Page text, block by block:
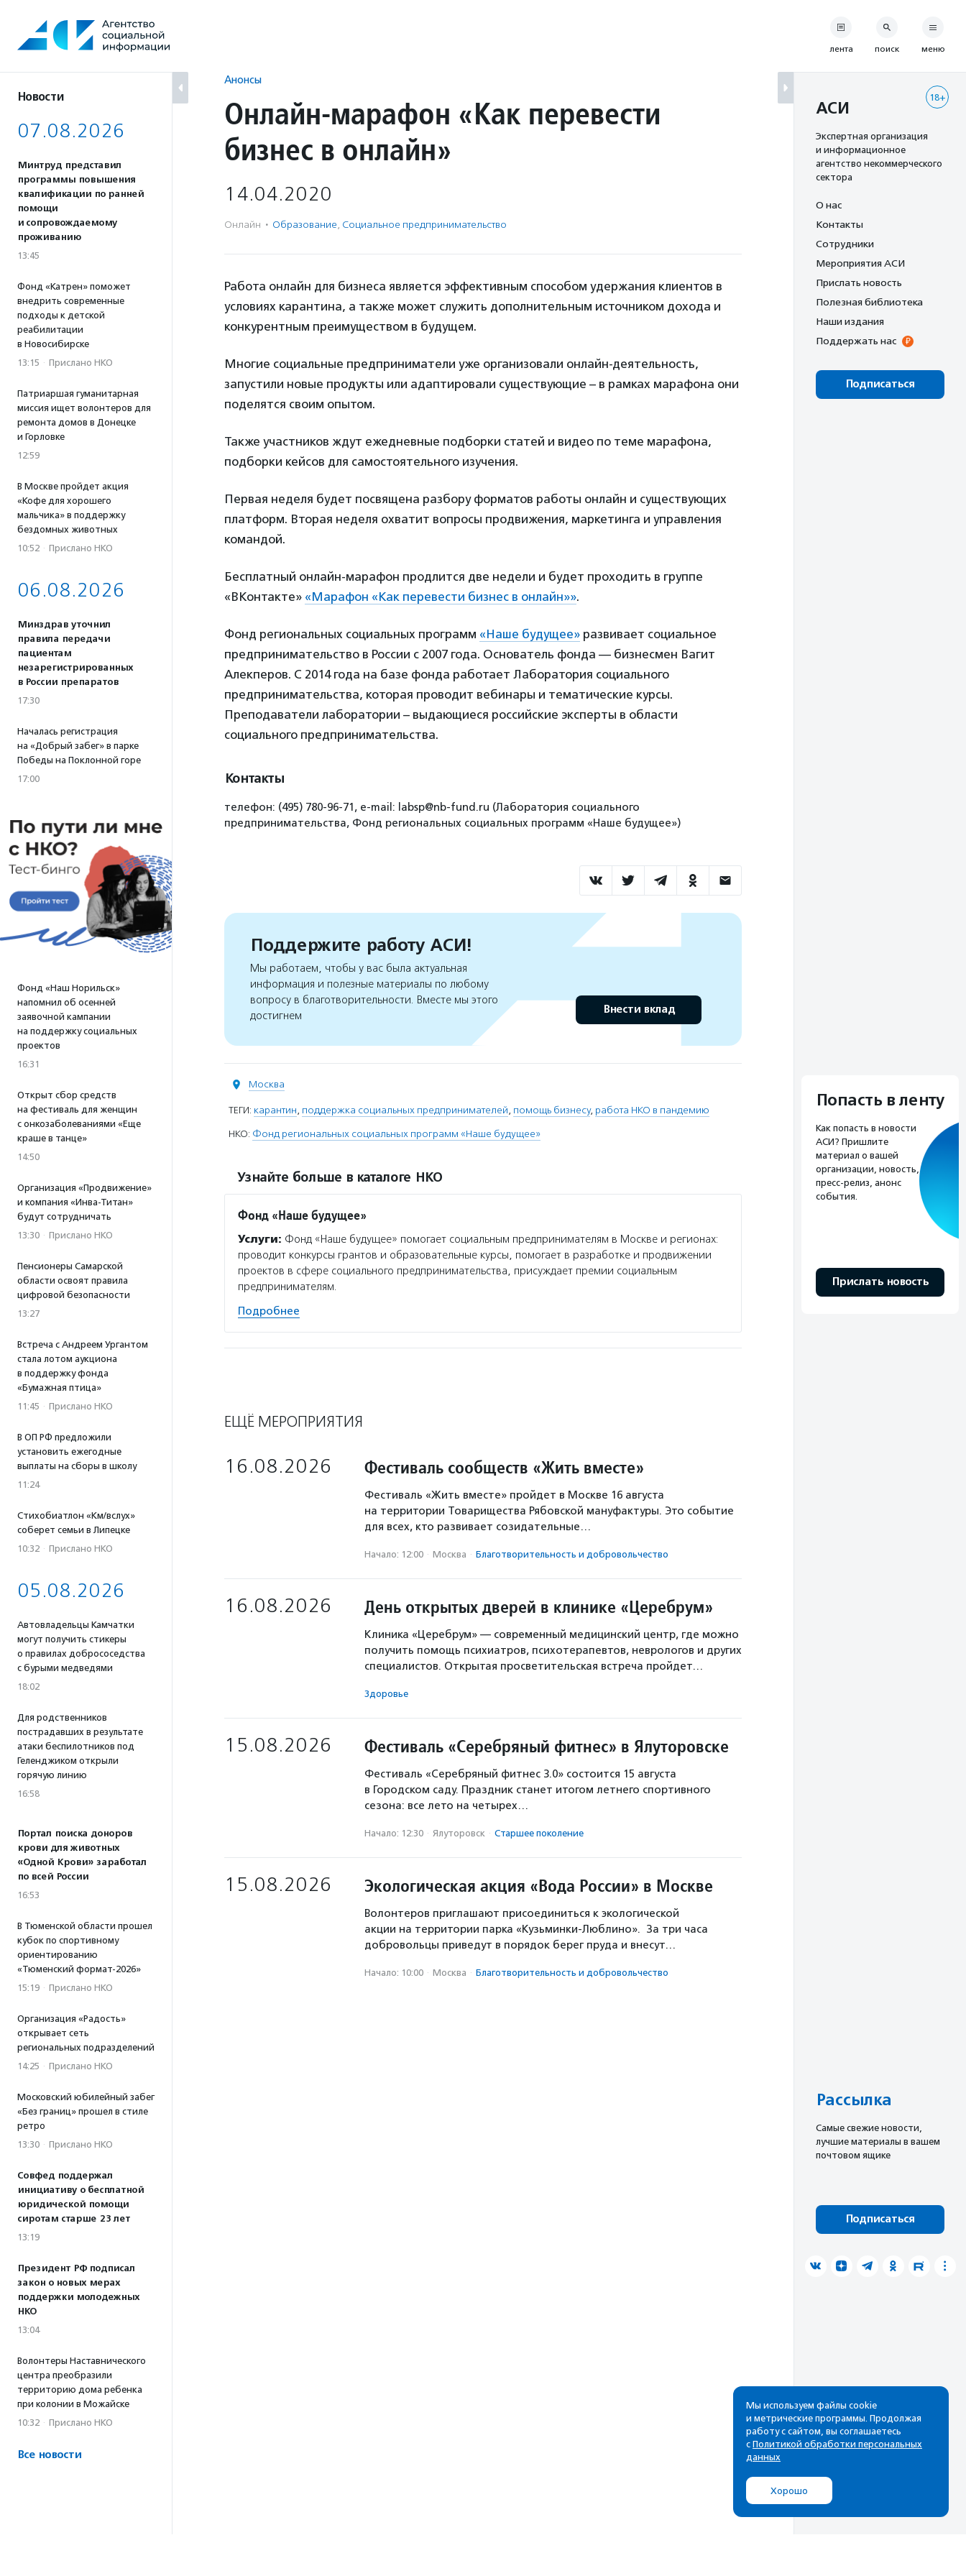
содержанию
Новости
07.08.2026
Минтруд представил
программы повышения
квалификации по ранней
помощи
и сопровождаемому
проживанию
13:45
Фонд «Катрен» поможет
внедрить современные
подходы к детской
реабилитации
в Новосибирске
13:15 · Прислано НКО
Патриаршая гуманитарная
миссия ищет волонтеров для
ремонта домов в Донецке
и Горловке
12:59
В Москве пройдет акция
«Кофе для хорошего
мальчика» в поддержку
бездомных животных
10:52 · Прислано НКО
06.08.2026
Минздрав уточнил
правила передачи
пациентам
незарегистрированных
в России препаратов
17:30
Началась регистрация
на «Добрый забег» в парке
Победы на Поклонной горе
17:00
Фонд «Наш Норильск»
напомнил об осенней
заявочной кампании
на поддержку социальных
проектов
16:31
Открыт сбор средств
на фестиваль для женщин
с онкозаболеваниями «Еще
краше в танце»
14:50
Организация «Продвижение»
и компания «Инва-Титан»
будут сотрудничать
13:30 · Прислано НКО
Пенсионеры Самарской
области освоят правила
цифровой безопасности
13:27
Встреча с Андреем Ургантом
стала лотом аукциона
в поддержку фонда
«Бумажная птица»
11:45 · Прислано НКО
В ОП РФ предложили
установить ежегодные
выплаты на сборы в школу
11:24
Стихобиатлон «Км/вслух»
соберет семьи в Липецке
10:32 · Прислано НКО
05.08.2026
Автовладельцы Камчатки
могут получить стикеры
о правилах добрососедства
с бурыми медведями
18:02
Для родственников
пострадавших в результате
атаки беспилотников под
Геленджиком открыли
горячую линию
16:58
Портал поиска доноров
крови для животных
«Одной Крови» заработал
по всей России
16:53
В Тюменской области прошел
кубок по спортивному
ориентированию
«Тюменский формат-2026»
15:19 · Прислано НКО
Организация «Радость»
открывает сеть
региональных подразделений
14:25 · Прислано НКО
Московский юбилейный забег
«Без границ» прошел в стиле
ретро
13:30 · Прислано НКО
Совфед поддержал
инициативу о бесплатной
юридической помощи
сиротам старше 23 лет
13:19
Президент РФ подписал
закон о новых мерах
поддержки молодежных
НКО
13:04
Волонтеры Наставнического
центра преобразили
территорию дома ребенка
при колонии в Можайске
10:32 · Прислано НКО
Все новости
Анонсы
Онлайн-марафон «Как перевести
бизнес в онлайн»
14.04.2020
Онлайн · Образование, Социальное предпри­нима­тель­ство
Работа онлайн для бизнеса является эффективным способом удержания клиентов в
условиях карантина, а также может служить дополнительным источником дохода и
конкурентным преимуществом в будущем.
Многие социальные предприниматели уже организовали онлайн-деятельность,
запустили новые продукты или адаптировали существующие – в рамках марафона они
поделятся своим опытом.
Также участников ждут ежедневные подборки статей и видео по теме марафона,
подборки кейсов для самостоятельного изучения.
Первая неделя будет посвящена разбору форматов работы онлайн и существующих
платформ. Вторая неделя охватит вопросы продвижения, маркетинга и управления
командой.
Бесплатный онлайн-марафон продлится две недели и будет проходить в группе
«ВКонтакте» «Марафон «Как перевести бизнес в онлайн»».
Фонд региональных социальных программ «Наше будущее» развивает социальное
предпринимательство в России с 2007 года. Основатель фонда — бизнесмен Вагит
Алекперов. С 2014 года на базе фонда работает Лаборатория социального
предпринимательства, которая проводит вебинары и тематические курсы.
Преподаватели лаборатории – выдающиеся российские эксперты в области
социального предпринимательства.
Контакты
телефон: (495) 780-96-71, e-mail: labsp@nb-fund.ru (Лаборатория социального
предпринимательства, Фонд региональных социальных программ «Наше будущее»)
Поддержите работу АСИ!
Мы работаем, чтобы у вас была актуальная
информация и полезные материалы по любому
вопросу в благотворительности. Вместе мы этого
достигнем
Внести вклад
Москва
ТЕГИ: карантин, поддержка социальных предпринимателей, помощь бизнесу, работа НКО в пандемию
НКО: Фонд региональных социальных программ «Наше будущее»
Узнайте больше в каталоге НКО
Фонд «Наше будущее»
Услуги: Фонд «Наше будущее» помогает социальным предпринимателям в Москве и регионах:
проводит конкурсы грантов и образовательные курсы, помогает в разработке и продвижении
проектов в сфере социального предпринимательства, присуждает премии социальным
предпринимателям.
Подробнее
ЕЩЁ МЕРОПРИЯТИЯ
16.08.2026 Фестиваль сообществ «Жить вместе»
Фестиваль «Жить вместе» пройдет в Москве 16 августа
на территории Товарищества Рябовской мануфактуры. Это событие
для всех, кто развивает созидательные…
Начало: 12:00 · Москва · Благотвори­тель­ность и доброволь­чест­во
16.08.2026 День открытых дверей в клинике «Церебрум»
Клиника «Церебрум» — современный медицинский центр, где можно
получить помощь психиатров, психотерапевтов, неврологов и других
специалистов. Открытая просветительская встреча пройдет…
Здоровье
15.08.2026 Фестиваль «Серебряный фитнес» в Ялуторовске
Фестиваль «Серебряный фитнес 3.0» состоится 15 августа
в Городском саду. Праздник станет итогом летнего спортивного
сезона: все лето на четырех…
Начало: 12:30 · Ялуторовск · Старшее поколение
15.08.2026 Экологическая акция «Вода России» в Москве
Волонтеров приглашают присоединиться к экологической
акции на территории парка «Кузьминки-Люблино». За три часа
добровольцы приведут в порядок берег пруда и внесут…
Начало: 10:00 · Москва · Благотвори­тель­ность и доброволь­чест­во
лента поиск меню
18+
АСИ
Экспертная организация
и информационное
агентство некоммерческого
сектора
О нас
Контакты
Сотрудники
Мероприятия АСИ
Прислать новость
Полезная библиотека
Наши издания
Поддержать нас
Подписаться
Попасть в ленту
Как попасть в новости
АСИ? Пришлите
материал о вашей
организации, новость,
пресс-релиз, анонс
события.
Прислать новость
Рассылка
Cамые свежие новости,
лучшие материалы в вашем
почтовом ящике
Подписаться
Мы используем файлы cookie
и метрические программы. Продолжая
работу с сайтом, вы соглашаетесь
с Политикой обработки персональных
данных
Хорошо